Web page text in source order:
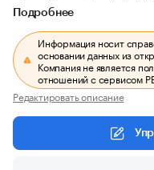
Подробнее
Информация носит
основании данных из
Компания не является
отношений с сервисом
Редактировать описание